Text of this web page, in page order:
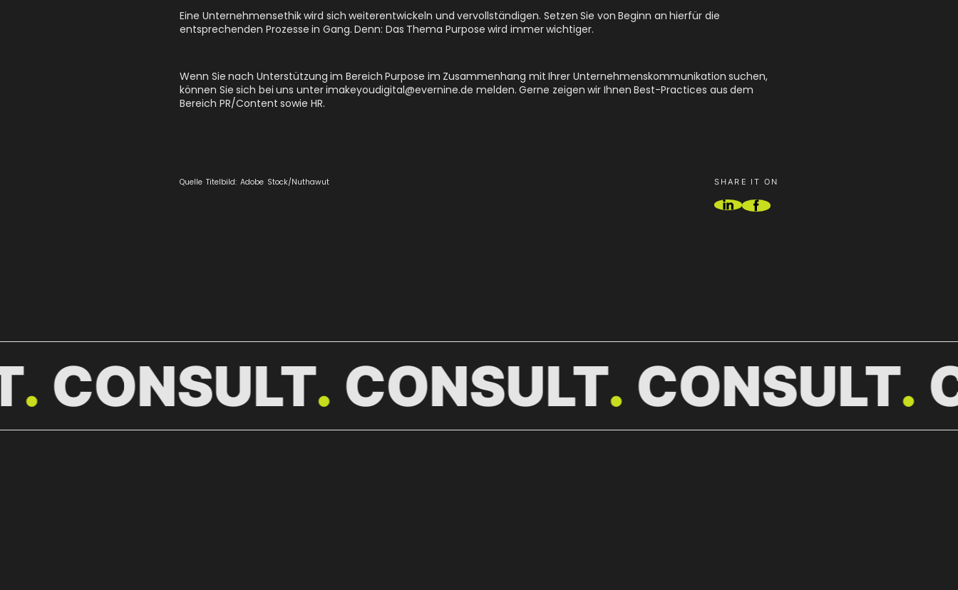
Eine Unternehmensethik wird sich weiterentwickeln und vervollständigen. Setzen Sie von Beginn an hierfür die
entsprechenden Prozesse in Gang. Denn: Das Thema Purpose wird immer wichtiger.
Wenn Sie nach Unterstützung im Bereich Purpose im Zusammenhang mit Ihrer Unternehmenskommunikation suchen,
können Sie sich bei uns unter imakeyoudigital@evernine.de melden. Gerne zeigen wir Ihnen Best-Practices aus dem
Bereich PR/Content sowie HR
Quelle Titelbild: Adobe Stock/Nuthawut SHARE IT ON
CONSULT CONSULT CONSULT